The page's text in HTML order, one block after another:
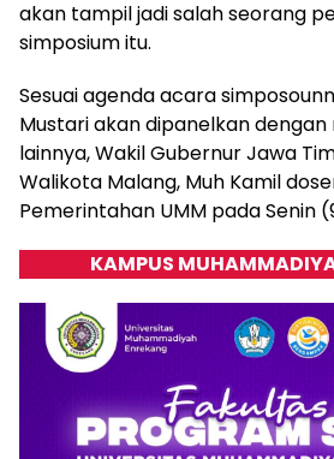
akan tampil jadi salah seorang
simposium itu.
Sesuai agenda acara
Mustari akan dipanelkan
lainnya, Wakil Gubernur Jawa
Walikota Malang, Muh Kamil
Pemerintahan UMM pada Senin
KAMPUS